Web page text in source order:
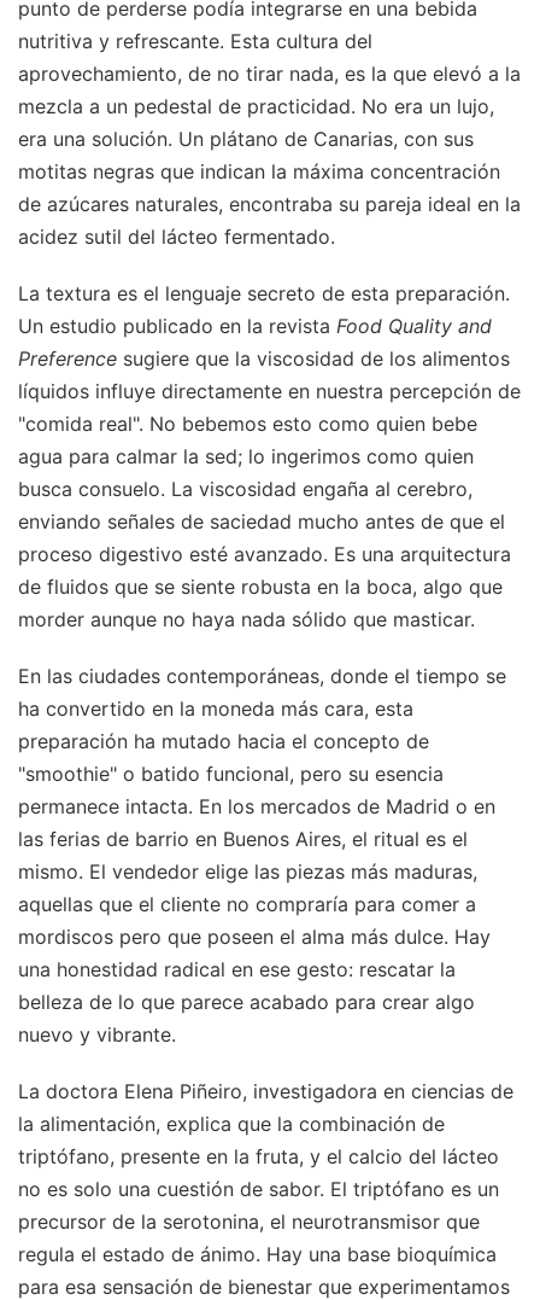
punto de perderse podía integrarse en una bebida
nutritiva y refrescante. Esta cultura del
aprovechamiento, de no tirar nada, es la que elevó a la
mezcla a un pedestal de practicidad. No era un lujo,
era una solución. Un plátano de Canarias, con sus
motitas negras que indican la máxima concentración
de azúcares naturales, encontraba su pareja ideal en la
acidez sutil del lácteo fermentado.
La textura es el lenguaje secreto de esta preparación.
Un estudio publicado en la revista Food Quality and
Preference sugiere que la viscosidad de los alimentos
líquidos influye directamente en nuestra percepción de
"comida real". No bebemos esto como quien bebe
agua para calmar la sed; lo ingerimos como quien
busca consuelo. La viscosidad engaña al cerebro,
enviando señales de saciedad mucho antes de que el
proceso digestivo esté avanzado. Es una arquitectura
de fluidos que se siente robusta en la boca, algo que
morder aunque no haya nada sólido que masticar.
En las ciudades contemporáneas, donde el tiempo se
ha convertido en la moneda más cara, esta
preparación ha mutado hacia el concepto de
"smoothie" o batido funcional, pero su esencia
permanece intacta. En los mercados de Madrid o en
las ferias de barrio en Buenos Aires, el ritual es el
mismo. El vendedor elige las piezas más maduras,
aquellas que el cliente no compraría para comer a
mordiscos pero que poseen el alma más dulce. Hay
una honestidad radical en ese gesto: rescatar la
belleza de lo que parece acabado para crear algo
nuevo y vibrante.
La doctora Elena Piñeiro, investigadora en ciencias de
la alimentación, explica que la combinación de
triptófano, presente en la fruta, y el calcio del lácteo
no es solo una cuestión de sabor. El triptófano es un
precursor de la serotonina, el neurotransmisor que
regula el estado de ánimo. Hay una base bioquímica
para esa sensación de bienestar que experimentamos